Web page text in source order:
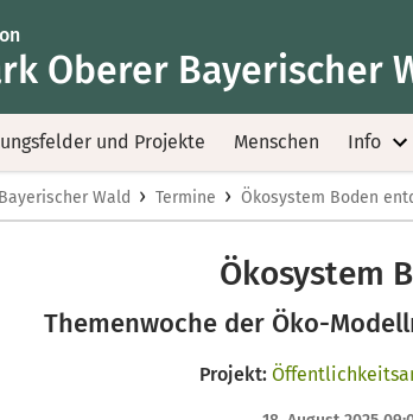
Oberer Bayerischer
und Projekte Menschen Info
Wald › Termine › Ökosystem Boden
Ökosystem
Themenwoche der Öko-
Projekt: